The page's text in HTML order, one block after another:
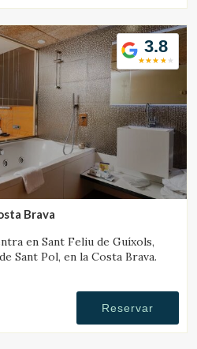
3.8
Brava
en Sant Feliu de Guíxols,
Sant Pol, en la Costa Brava.
Reservar